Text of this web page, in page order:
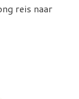
reis naar